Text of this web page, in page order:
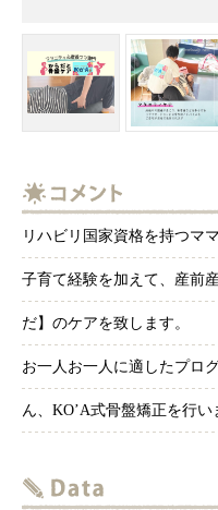
リハビリ国家資格を持つマ
子育て経験を加えて、産前
だ】のケアを致します。
お一人お一人に適したプロ
ん、KO’A式骨盤矯正を行い